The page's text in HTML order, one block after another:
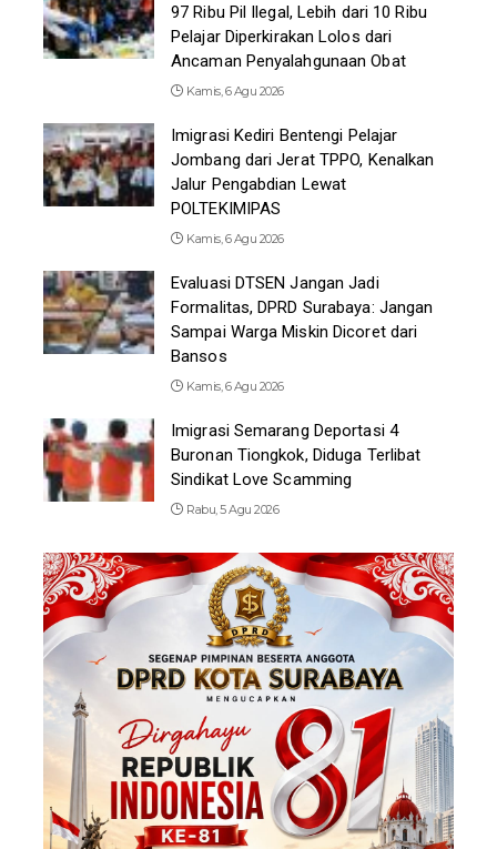
97 Ribu Pil Ilegal, Lebih dari 10 Ribu
Pelajar Diperkirakan Lolos dari
Ancaman Penyalahgunaan Obat
Kamis, 6 Agu 2026
Imigrasi Kediri Bentengi Pelajar
Jombang dari Jerat TPPO, Kenalkan
Jalur Pengabdian Lewat
POLTEKIMIPAS
Kamis, 6 Agu 2026
Evaluasi DTSEN Jangan Jadi
Formalitas, DPRD Surabaya: Jangan
Sampai Warga Miskin Dicoret dari
Bansos
Kamis, 6 Agu 2026
Imigrasi Semarang Deportasi 4
Buronan Tiongkok, Diduga Terlibat
Sindikat Love Scamming
Rabu, 5 Agu 2026